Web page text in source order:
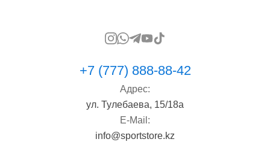
+7 (777) 888-88-42
Адрес:
ул. Тулебаева, 15/18а
E-Mail:
info@sportstore.kz